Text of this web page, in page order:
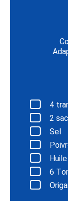
4
2
Sel
6